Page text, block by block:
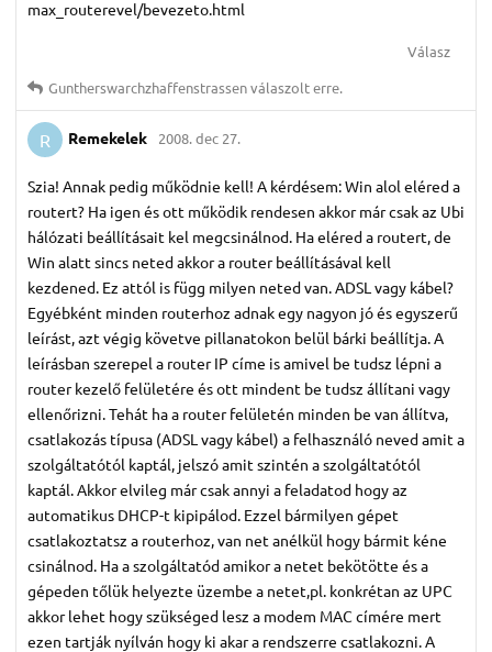
max_routerevel/bevezeto.html
Válasz
Guntherswarchzhaffenstrassenválaszolt erre.
R Remekelek 2008. dec 27.
Szia! Annak pedig működnie kell! A kérdésem: Win alol eléred a
routert? Ha igen és ott működik rendesen akkor már csak az Ubi
hálózati beállításait kel megcsinálnod. Ha eléred a routert, de
Win alatt sincs neted akkor a router beállításával kell
kezdened. Ez attól is függ milyen neted van. ADSL vagy kábel?
Egyébként minden routerhoz adnak egy nagyon jó és egyszerű
leírást, azt végig követve pillanatokon belül bárki beállítja. A
leírásban szerepel a router IP címe is amivel be tudsz lépni a
router kezelő felületére és ott mindent be tudsz állítani vagy
ellenőrizni. Tehát ha a router felületén minden be van állítva,
csatlakozás típusa (ADSL vagy kábel) a felhasználó neved amit a
szolgáltatótól kaptál, jelszó amit szintén a szolgáltatótól
kaptál. Akkor elvileg már csak annyi a feladatod hogy az
automatikus DHCP-t kipipálod. Ezzel bármilyen gépet
csatlakoztatsz a routerhoz, van net anélkül hogy bármit kéne
csinálnod. Ha a szolgáltatód amikor a netet bekötötte és a
gépeden tőlük helyezte üzembe a netet,pl. konkrétan az UPC
akkor lehet hogy szükséged lesz a modem MAC címére mert
ezen tartják nyílván hogy ki akar a rendszerre csatlakozni. A